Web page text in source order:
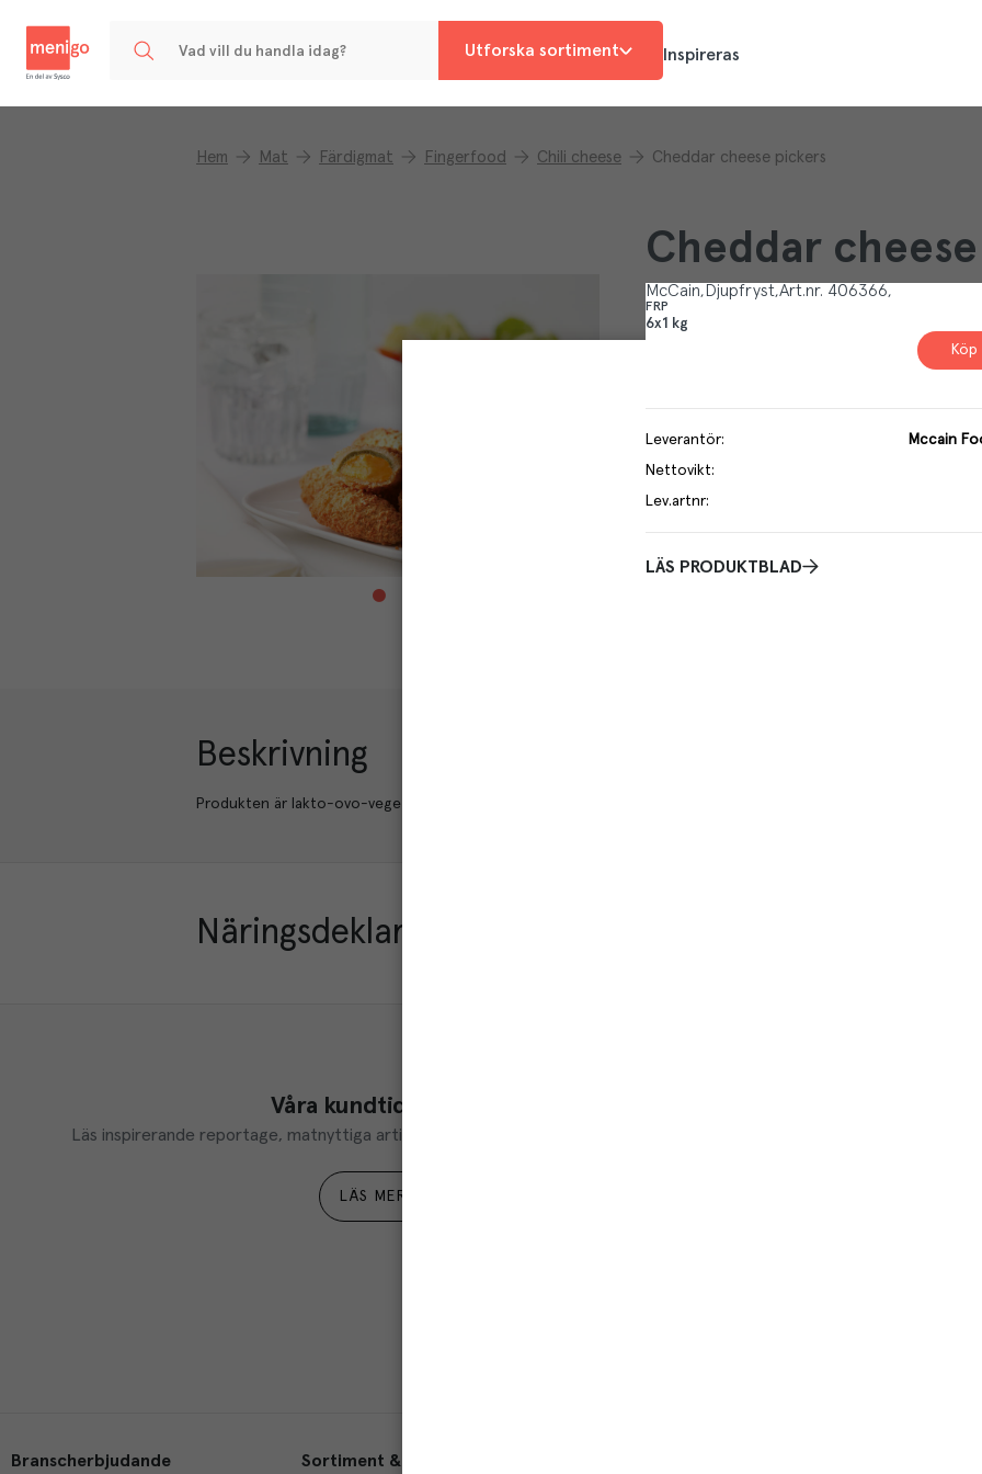
Utforska sortiment Inspireras
Hem Mat Färdigmat Fingerfood Chili cheese Cheddar cheese pickers
Cheddar
McCain Djupfryst Art.nr. 406366
FRP
6x1 kg
Köp
Leverantör:
Mccain
Nettovikt:
Lev.artnr:
LÄS PRODUKTBLAD
Beskrivning
Produkten är lakto-ovo-vegetarisk.
Näringsdeklaration
Våra kundtidningar
Läs inspirerande reportage, matnyttiga artiklar och ta del av aktuella kampanjer.
LÄS MER
Du som är Menigo-
Branscherbjudande Sortiment & tjänster